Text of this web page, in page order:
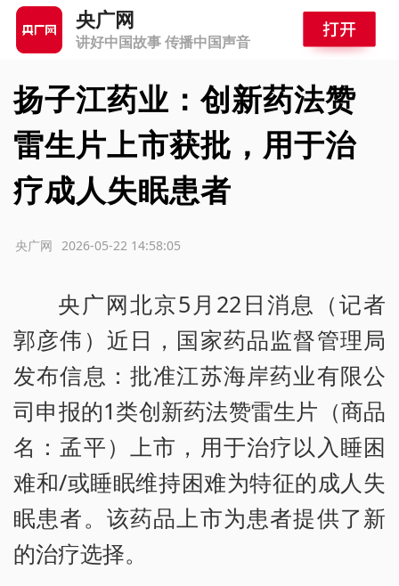
央广网
讲好中国故事 传播中国声音
扬子江药业：创新药法赞
雷生片上市获批，用于治
疗成人失眠患者
2026-05-22 14:58:05
央广网
央广网北京5月22日消息（记者
郭彦伟）近日，国家药品监督管理局
发布信息：批准江苏海岸药业有限公
司申报的1类创新药法赞雷生片（商品
名：孟平）上市，用于治疗以入睡困
难和/或睡眠维持困难为特征的成人失
眠患者。该药品上市为患者提供了新
的治疗选择。